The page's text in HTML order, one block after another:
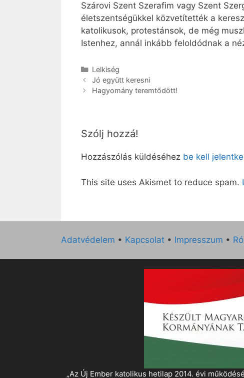
Szárovi Szent Szerafim vagy Szent
életszentségükkel közvetítették a
katolikusok, protestánsok, de még
Istenhez, annál inkább feloldódnak a
Kategória
Lelkiség
Jó együtt keresni
Hagyomány teremtődött!
Szólj hozzá!
Hozzászólás küldéséhez be kell
This site uses Akismet to reduce spam.
Adatvédelem • Kapcsolat • Impresszum •
„Az Új Ember katolikus hetilap 2014. évi